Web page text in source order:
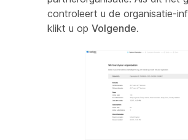
controleert u de organisatie-
klikt u op Volgende.